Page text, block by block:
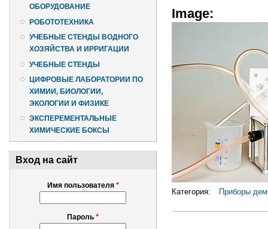
ОБОРУДОВАНИЕ
РОБОТОТЕХНИКА
УЧЕБНЫЕ СТЕНДЫ ВОДНОГО
ХОЗЯЙСТВА И ИРРИГАЦИИ
УЧЕБНЫЕ СТЕНДЫ
ЦИФРОВЫЕ ЛАБОРАТОРИИ ПО
ХИМИИ, БИОЛОГИИ,
ЭКОЛОГИИ И ФИЗИКЕ
ЭКСПЕРЕМЕНТАЛЬНЫЕ
ХИМИЧЕСКИЕ БОКСЫ
Вход на сайт
Имя пользователя *
Пароль *
Image:
Категория: Приборы